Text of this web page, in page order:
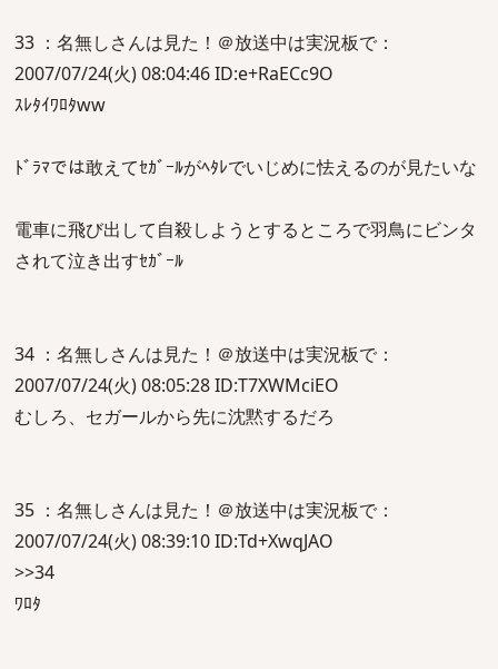
33 ：名無しさんは見た！＠放送中は実況板で：
2007/07/24(火) 08:04:46 ID:e+RaECc9O
ｽﾚﾀｲﾜﾛﾀww
ﾄﾞﾗﾏでは敢えてｾｶﾞｰﾙがﾍﾀﾚでいじめに怯えるのが見たいな
電車に飛び出して自殺しようとするところで羽鳥にビンタ
されて泣き出すｾｶﾞｰﾙ
34 ：名無しさんは見た！＠放送中は実況板で：
2007/07/24(火) 08:05:28 ID:T7XWMciEO
むしろ、セガールから先に沈黙するだろ
35 ：名無しさんは見た！＠放送中は実況板で：
2007/07/24(火) 08:39:10 ID:Td+XwqJAO
>>34
ﾜﾛﾀ